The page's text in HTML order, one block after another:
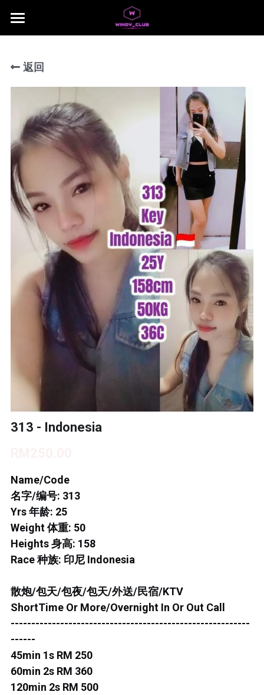
主页
jb area
Local Taiwan Japan
NUSA 1
NUSA 2
NUSA 3
NUSA 4
NUSA 5
BUKIT INDAH 1
BUKIT INDAH 2
BUKIT INDAH 3
SKUDAI BARU
MOUNT AUSTIN 1
DESA TEBRAU 1
DESA TEBRAU 2
ROS MERAH
PERMAS 1
PERMAS 2
KEBUNTEH
JB TOWN 2
JB TOWN 3
返回
313 - Indonesia
Name/Code
名字/编号: 313
Yrs 年龄: 25
Weight 体重: 50
Heights 身高: 158
Race 种族: 印尼 Indonesia
散炮/包天/包夜/包天/外送/民宿/KTV
ShortTime Or More/Overnight In Or Out Call
----------------------------------------------------------
------
45min 1s RM 250
60min 2s RM 360
120min 2s RM 500
商品分类
所有商品分类